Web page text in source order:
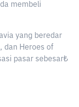
membeli
yang beredar
dan Heroes of
pasar sebesar₺